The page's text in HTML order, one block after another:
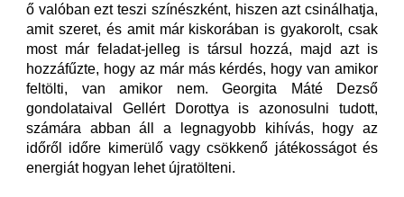
ő valóban ezt teszi színészként, hiszen azt csinálhatja,
amit szeret, és amit már kiskorában is gyakorolt, csak
most már feladat-jelleg is társul hozzá, majd azt is
hozzáfűzte, hogy az már más kérdés, hogy van amikor
feltölti, van amikor nem. Georgita Máté Dezső
gondolataival Gellért Dorottya is azonosulni tudott,
számára abban áll a legnagyobb kihívás, hogy az
időről időre kimerülő vagy csökkenő játékosságot és
energiát hogyan lehet újratölteni.